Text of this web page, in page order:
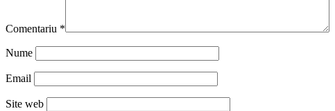
Comentariu *
Nume
Email
Site web